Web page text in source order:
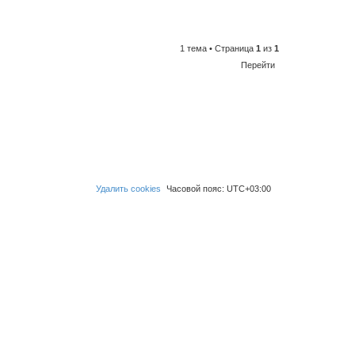
1 тема • Страница 1 из 1
Перейти
Часовой пояс: UTC+03:00
Удалить cookies